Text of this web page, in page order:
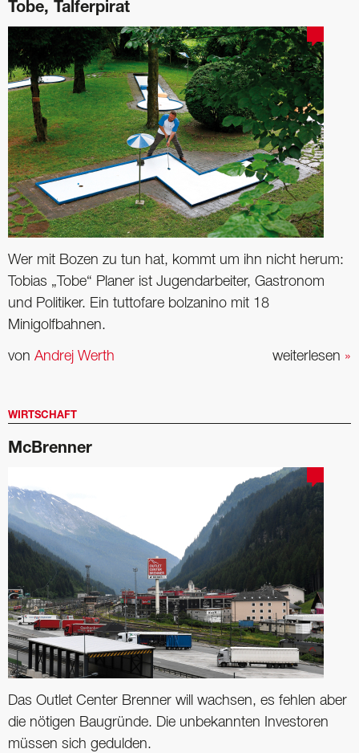
Tobe, Talferpirat
Wer mit Bozen zu tun hat, kommt um ihn nicht herum:
Tobias „Tobe“ Planer ist Jugend­arbeiter, Gastronom
und ­Politiker. Ein tuttofare bolzanino mit 18
Minigolfbahnen.
weiterlesen »
von Andrej Werth
WIRTSCHAFT
McBrenner
Das Outlet Center Brenner will wachsen, es fehlen aber
die nötigen Baugründe. Die unbekannten Investoren
müssen sich gedulden.